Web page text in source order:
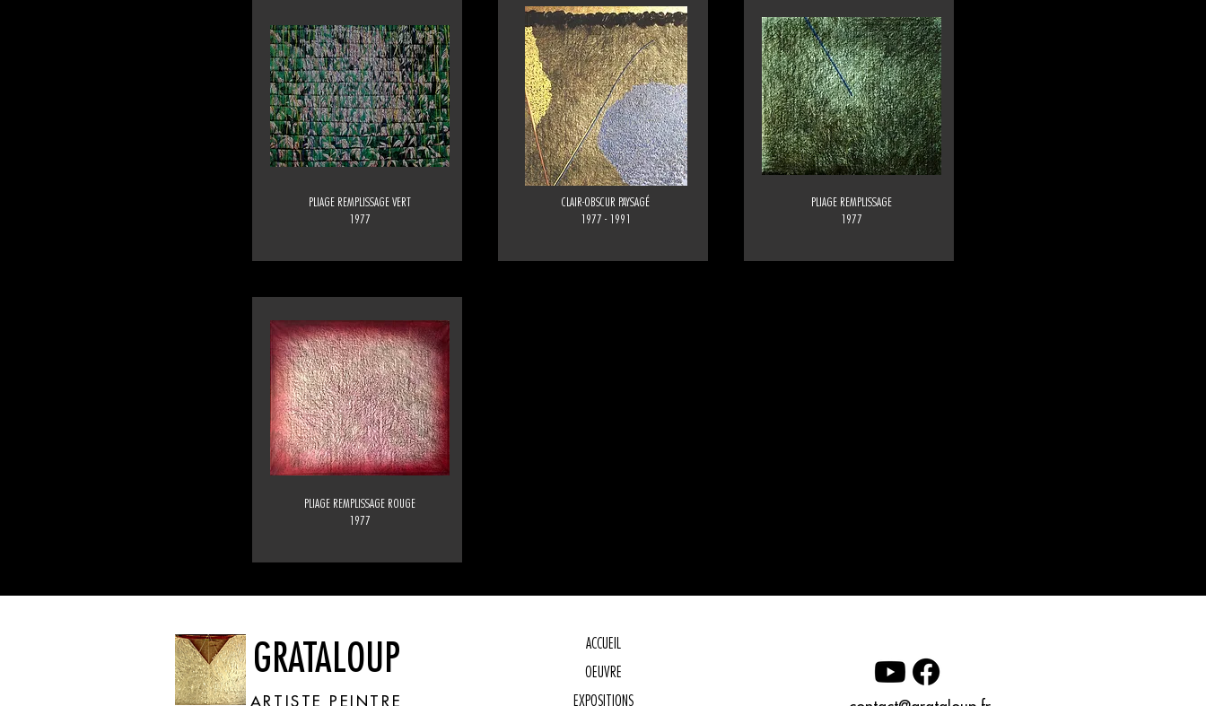
PLIAGE REMPLISSAGE VERT
1977
PLIAGE REMPLISSAGE ROUGE
1977
CLAIR-OBSCUR PAYSAGÉ
1977 - 1991
PLIAGE REMPLISSAGE
1977
GRATALOUP
ARTISTE PEINTRE
ACCUEIL
OEUVRE
EXPOSITIONS